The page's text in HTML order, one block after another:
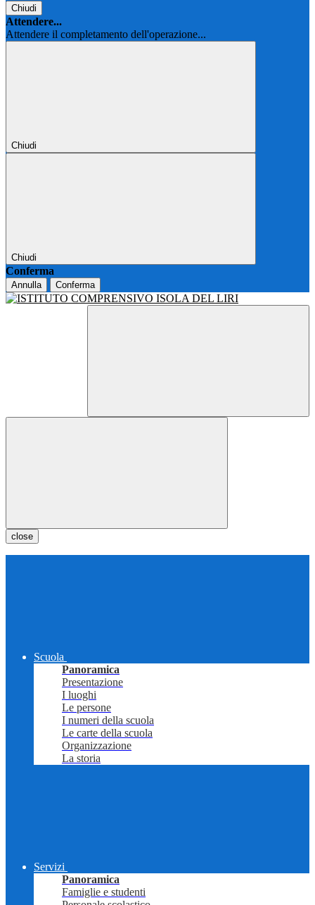
Chiudi
Attendere...
Attendere il completamento dell'operazione...
Chiudi
Chiudi
Conferma
Annulla Conferma
close
Scuola
Panoramica
Presentazione
I luoghi
Le persone
I numeri della scuola
Le carte della scuola
Organizzazione
La storia
Servizi
Panoramica
Famiglie e studenti